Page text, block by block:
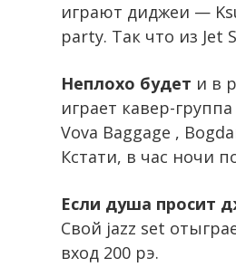
играют диджеи —
party. Так что из Jet
Неплохо будет и в
играет кавер-
Vova Baggage ,
Кстати, в час ночи
Если душа просит
Свой jazz set
вход 200 рэ.